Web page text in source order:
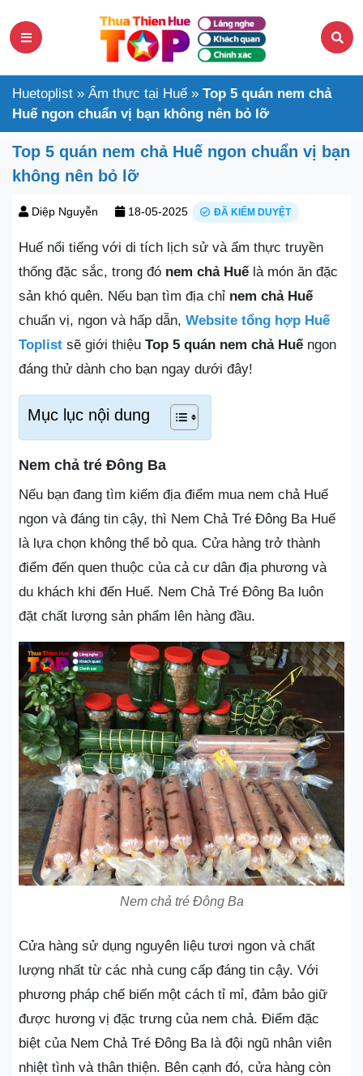
Huetoplist » Ẩm thực tại Huế » Top 5 quán nem chả
Huế ngon chuẩn vị bạn không nên bỏ lỡ
Top 5 quán nem chả Huế ngon chuẩn vị bạn
không nên bỏ lỡ
Diệp Nguyễn 18-05-2025 ĐÃ KIỂM DUYỆT
Huế nổi tiếng với di tích lịch sử và ẩm thực truyền
thống đặc sắc, trong đó nem chả Huếlà món ăn đặc
sản khó quên. Nếu bạn tìm địa chỉ nem chả Huế
chuẩn vị, ngon và hấp dẫn, Website tổng hợp Huế
Toplist sẽ giới thiệu Top 5 quán nem chả Huếngon
đáng thử dành cho bạn ngay dưới đây!
Mục lục nội dung
Nem chả tré Đông Ba
Nếu bạn đang tìm kiếm địa điểm mua nem chả Huế
ngon và đáng tin cậy, thì Nem Chả Tré Đông Ba Huế
là lựa chọn không thể bỏ qua. Cửa hàng trở thành
điểm đến quen thuộc của cả cư dân địa phương và
du khách khi đến Huế. Nem Chả Tré Đông Ba luôn
đặt chất lượng sản phẩm lên hàng đầu.
Nem chả tré Đông Ba
Cửa hàng sử dụng nguyên liệu tươi ngon và chất
lượng nhất từ các nhà cung cấp đáng tin cậy. Với
phương pháp chế biến một cách tỉ mỉ, đảm bảo giữ
được hương vị đặc trưng của nem chả. Điểm đặc
biệt của Nem Chả Tré Đông Ba là đội ngũ nhân viên
nhiệt tình và thân thiện. Bên cạnh đó, cửa hàng còn